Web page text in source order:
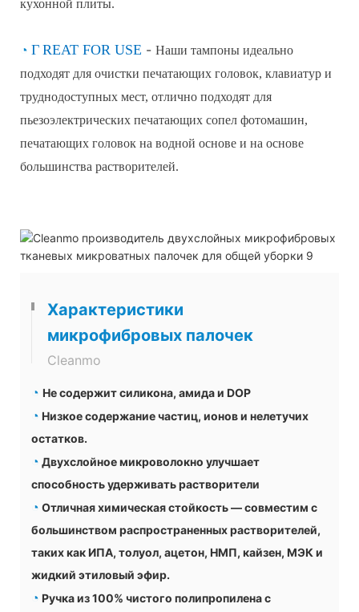
кухонной плиты.
◔ Г REAT FOR USE - Наши тампоны идеально
подходят для очистки печатающих головок, клавиатур и
труднодоступных мест, отлично подходят для
пьезоэлектрических печатающих сопел фотомашин,
печатающих головок на водной основе и на основе
большинства растворителей.
Характеристики
микрофибровых палочек
Cleanmo
◔ Не содержит силикона, амида и DOP
◔ Низкое содержание частиц, ионов и нелетучих
остатков.
◔ Двухслойное микроволокно улучшает
способность удерживать растворители
◔ Отличная химическая стойкость — совместим с
большинством распространенных растворителей,
таких как ИПА, толуол, ацетон, НМП, кайзен, МЭК и
жидкий этиловый эфир.
◔ Ручка из 100% чистого полипропилена с